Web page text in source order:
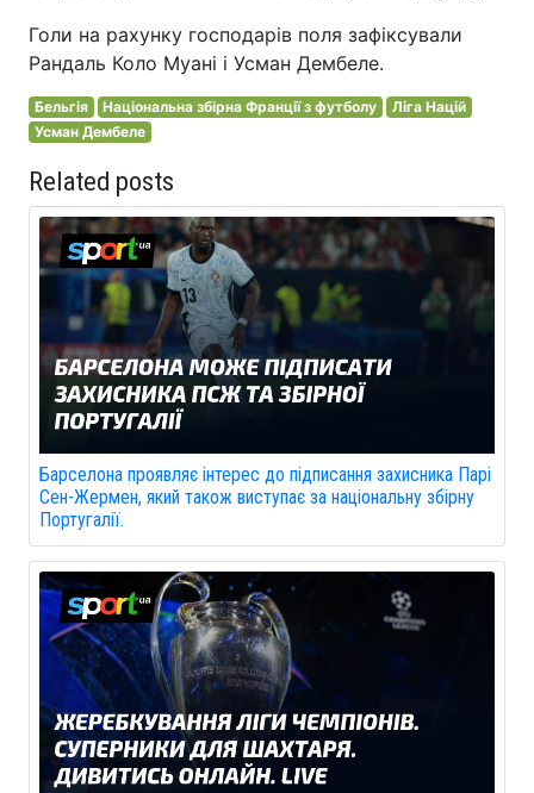
Голи на рахунку господарів поля зафіксували
Рандаль Коло Муані і Усман Дембеле.
Бельгія Національна збірна Франції з футболу
Ліга Націй
Усман Дембеле
Related posts
Барселона проявляє інтерес до підписання захисника Парі
Сен-Жермен, який також виступає за національну збірну
Португалії.